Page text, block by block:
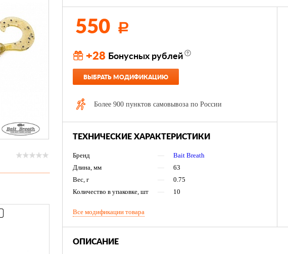
550 Р
+28 Бонусных рублей
ВЫБРАТЬ МОДИФИКАЦИЮ
Более 900 пунктов самовывоза по России
ТЕХНИЧЕСКИЕ ХАРАКТЕРИСТИКИ
Бренд —
Bait Breath
Длина, мм
—
63
Вес, г
—
0.75
Количество в упаковке, шт
— 10
Все модификации товара
ОПИСАНИЕ